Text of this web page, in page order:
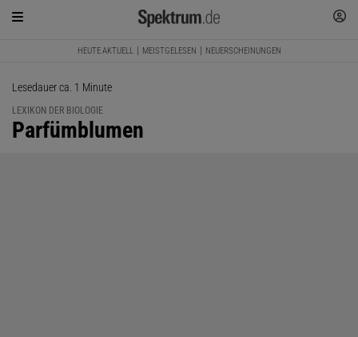
HEUTE AKTUELL MEISTGELESEN NEUERSCHEINUNGEN
Lesedauer ca. 1 Minute
LEXIKON DER BIOLOGIE
:
Parfümblumen